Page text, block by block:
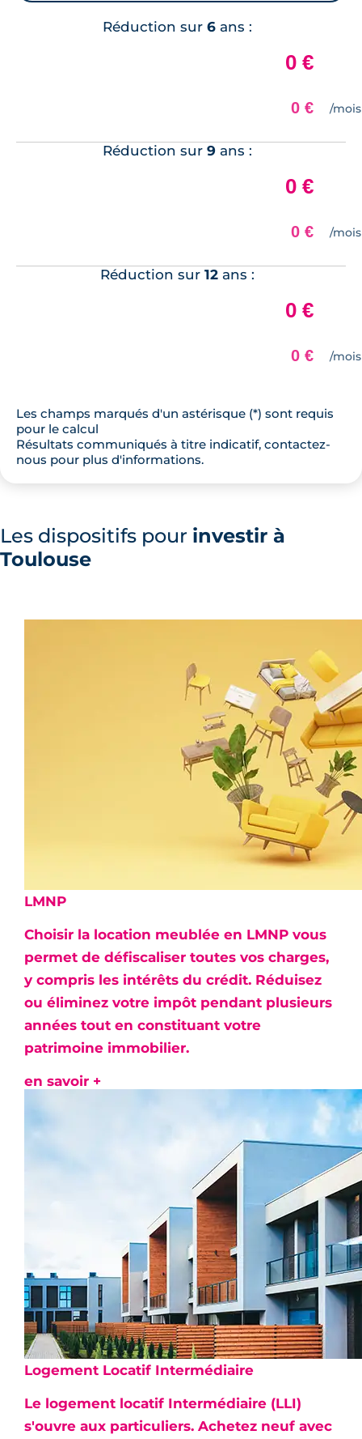
Réduction sur 6ans :
Réduction sur 9ans :
Réduction sur 12ans :
Les champs marqués d'un astérisque (*) sont requis
pour le calcul
Résultats communiqués à titre indicatif, contactez-
nous pour plus d'informations.
Les dispositifs pour investir à
Toulouse
LMNP
Choisir la location meublée en LMNP vous
permet de défiscaliser toutes vos charges,
y compris les intérêts du crédit. Réduisez
ou éliminez votre impôt pendant plusieurs
années tout en constituant votre
patrimoine immobilier.
en savoir +
Logement Locatif Intermédiaire
Le logement locatif Intermédiaire (LLI)
s'ouvre aux particuliers. Achetez neuf avec